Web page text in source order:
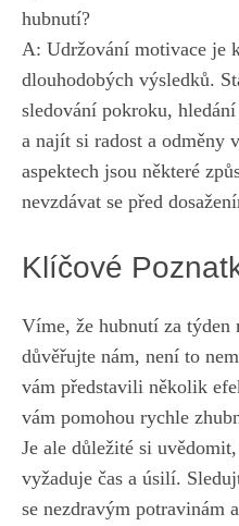
hubnutí?
A: Udržování motivace je
dlouhodobých výsledků.
sledování⁤ pokroku,
a najít si radost a odměny⁣
aspektech jsou některé
nevzdávat se před
Klíčové
Víme, že hubnutí za týden
důvěřujte nám, není to
vám⁢ představili ⁣několik
vám pomohou rychle
Je ale důležité si
⁤vyžaduje čas a úsilí.
se nezdravým potravinám